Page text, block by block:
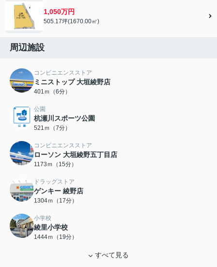
1,050万円
505.17坪(1670.00㎡)
周辺施設
コンビニエンスストア
ミニストップ 大垣綾野店
401ｍ（6分）
公園
杭瀬川スポーツ公園
521ｍ（7分）
コンビニエンスストア
ローソン 大垣綾野五丁目店
1173ｍ（15分）
ドラッグストア
ゲンキー 綾野店
1304ｍ（17分）
小学校
綾里小学校
1444ｍ（19分）
すべて見る